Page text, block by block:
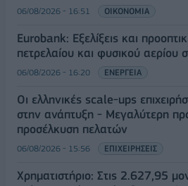
06/08/2026 - 16:51 ΟΙΚΟΝΟΜΙΑ
Eurobank: Εξελίξεις και
πετρελαίου και φυσικού αερίου
06/08/2026 - 16:20 ΕΝΕΡΓΕΙΑ
Οι ελληνικές scale-ups
στην ανάπτυξη - Μεγαλύτερη
προσέλκυση πελατών
06/08/2026 - 15:56 ΕΠΙΧΕΙΡΗΣΕΙΣ
Χρηματιστήριο: Στις 2.627,95